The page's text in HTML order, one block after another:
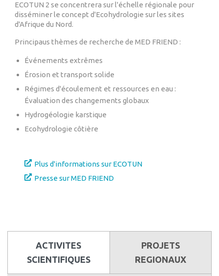
ECOTUN 2 se concentrera sur l'échelle régionale pour
disséminer le concept d'Ecohydrologie sur les sites
d'Afrique du Nord.
Principaus thèmes de recherche de MED FRIEND :
Événements extrêmes
Érosion et transport solide
Régimes d'écoulement et ressources en eau :
Évaluation des changements globaux
Hydrogéologie karstique
Ecohydrologie côtière
Plus d'informations sur ECOTUN
Presse sur MED FRIEND
ACTIVITES
SCIENTIFIQUES
PROJETS
REGIONAUX